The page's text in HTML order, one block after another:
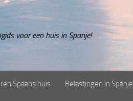
voor een huis in Spanje!
Spaans huis Belastingen in Spanje